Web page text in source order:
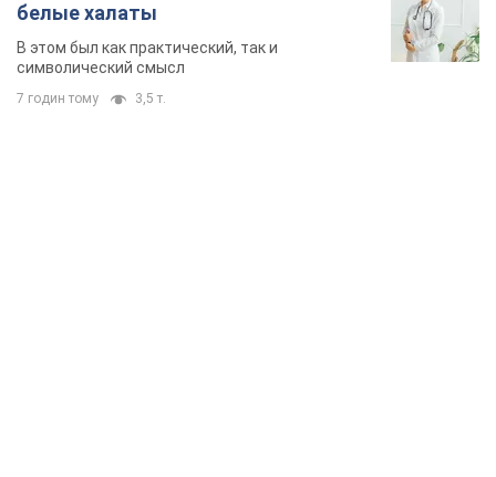
белые халаты
В этом был как практический, так и
символический смысл
7 годин тому 3,5 т.